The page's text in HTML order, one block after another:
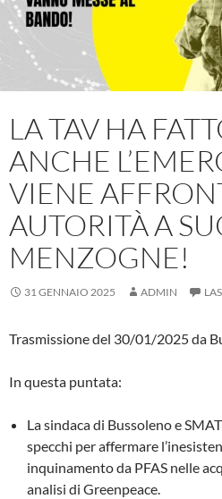
LA TAV HA
ANCHE
VIENE
AUTORITÀ A
MENZOGNE!
31 GENNAIO 2025 ADMIN
Trasmissione del 30/01/2025 da
In questa puntata:
La sindaca di Bussoleno e
specchi per affermare
inquinamento da PFAS nelle
analisi di Greenpeace.